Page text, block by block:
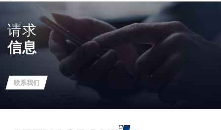
请求
信息
联系我们